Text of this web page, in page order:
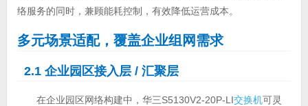
络服务的同时，兼顾能耗控制，有效降低运营成本。
多元场景适配，覆盖企业组网需求
2.1 企业园区接入层 / 汇聚层
在企业园区网络构建中，华三S5130V2-20P-LI交换机可灵